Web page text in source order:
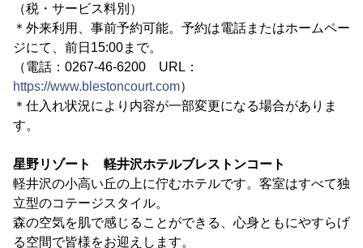
（税・サービス料別）
＊外来利用、事前予約可能。予約は電話またはホームペー
ジにて、前日15:00まで。
（電話：0267-46-6200 URL：
https://www.blestoncourt.com）
＊仕入れ状況により内容が一部変更になる場合がありま
す。
星野リゾート 軽井沢ホテルブレストンコート
軽井沢の小高い丘の上に佇むホテルです。客室はすべて独
立型のコテージスタイル。
森の空気を肌で感じることができる、心身ともにやすらげ
る空間で皆様をお迎えします。